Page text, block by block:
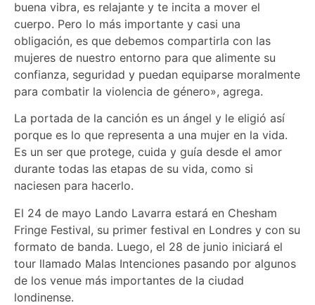
buena vibra, es relajante y te incita a mover el
cuerpo. Pero lo más importante y casi una
obligación, es que debemos compartirla con las
mujeres de nuestro entorno para que alimente su
confianza, seguridad y puedan equiparse moralmente
para combatir la violencia de género», agrega.
La portada de la canción es un ángel y le eligió así
porque es lo que representa a una mujer en la vida.
Es un ser que protege, cuida y guía desde el amor
durante todas las etapas de su vida, como si
naciesen para hacerlo.
El 24 de mayo Lando Lavarra estará en Chesham
Fringe Festival, su primer festival en Londres y con su
formato de banda. Luego, el 28 de junio iniciará el
tour llamado Malas Intenciones pasando por algunos
de los venue más importantes de la ciudad
londinense.